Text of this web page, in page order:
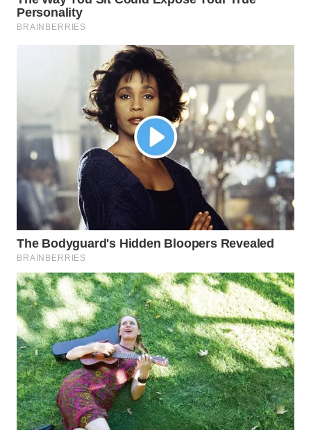
Wahana
Media
Group
WAHANA
TANI
WAHANA
ADVOKAT
WAHANA
INFRASTRUKTUR
WAHANA
KONSUMEN
WAHANA
LISTRIK
WAHANA
TRAVEL
WAHANA